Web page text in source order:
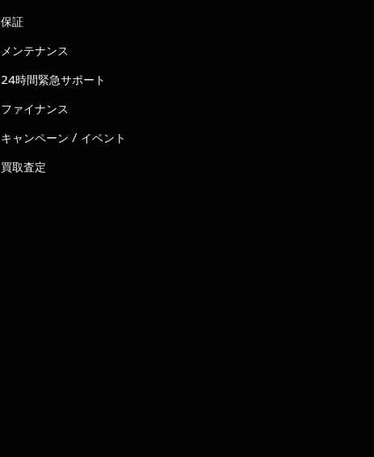
保証
メンテナンス
24時間緊急サポート
ファイナンス
キャンペーン / イベント
買取査定